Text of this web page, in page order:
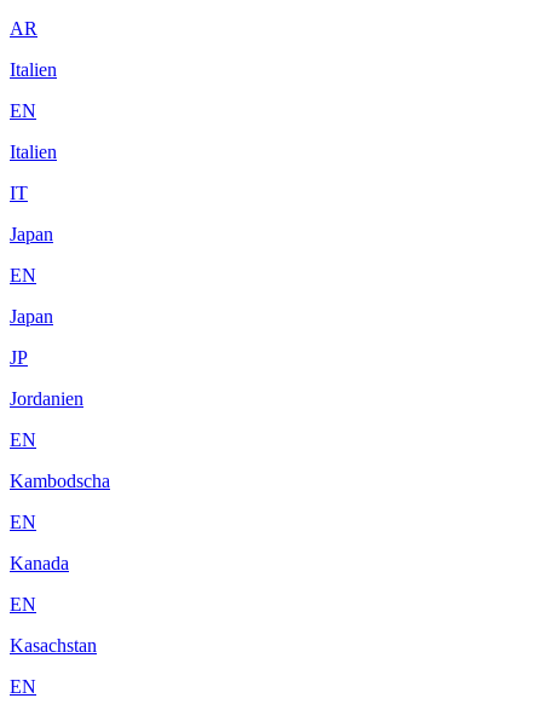
AR
Italien
EN
Italien
IT
Japan
EN
Japan
JP
Jordanien
EN
Kambodscha
EN
Kanada
EN
Kasachstan
EN